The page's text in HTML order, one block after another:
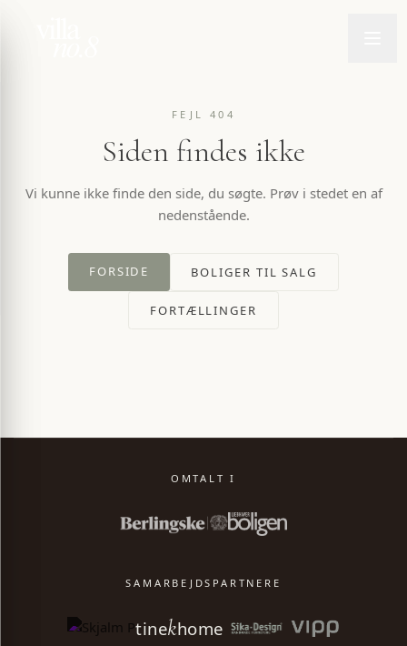
FEJL 404
Siden findes ikke
Vi kunne ikke finde den side, du søgte. Prøv i stedet en af
nedenstående.
FORSIDE BOLIGER TIL SALG
FORTÆLLINGER
OMTALT I
SAMARBEJDSPARTNERE
tinekhome
VENTELISTE